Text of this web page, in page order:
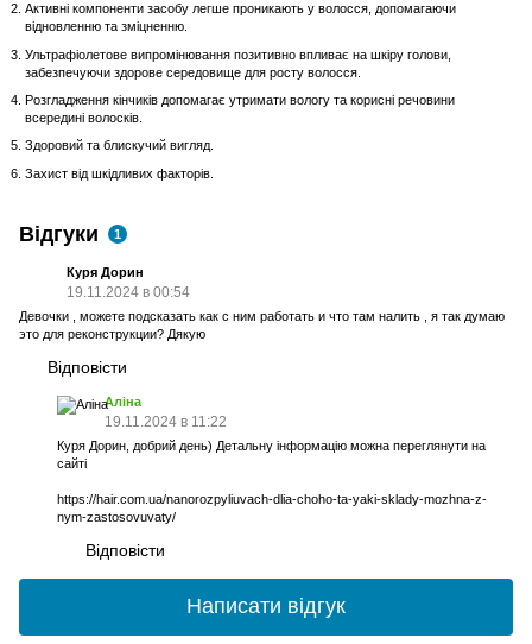
Активні компоненти засобу легше проникають у волосся, допомагаючи
відновленню та зміцненню.
Ультрафіолетове випромінювання позитивно впливає на шкіру голови,
забезпечуючи здорове середовище для росту волосся.
Розгладження кінчиків допомагає утримати вологу та корисні речовини
всередині волосків.
Здоровий та блискучий вигляд.
Захист від шкідливих факторів.
Відгуки 1
Куря Дорин
19.11.2024 в 00:54
Девочки , можете подсказать как с ним работать и что там налить , я так думаю
это для реконструкции? Дякую
Відповісти
Аліна
19.11.2024 в 11:22
Куря Дорин, добрий день) Детальну інформацію можна переглянути на
сайті
https://hair.com.ua/nanorozpyliuvach-dlia-choho-ta-yaki-sklady-mozhna-z-
nym-zastosovuvaty/
Відповісти
Написати відгук